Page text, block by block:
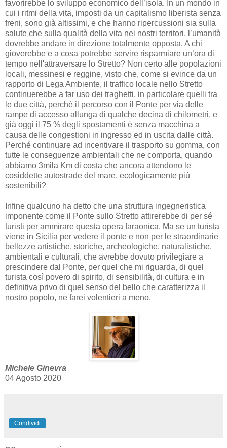
favorirebbe lo sviluppo economico dell’isola. In un mondo in
cui i ritmi della vita, imposti da un capitalismo liberista senza
freni, sono già altissimi, e che hanno ripercussioni sia sulla
salute che sulla qualità della vita nei nostri territori, l’umanità
dovrebbe andare in direzione totalmente opposta. A chi
gioverebbe e a cosa potrebbe servire risparmiare un’ora di
tempo nell'attraversare lo Stretto? Non certo alle popolazioni
locali, messinesi e reggine, visto che, come si evince da un
rapporto di Lega Ambiente, il traffico locale nello Stretto
continuerebbe a far uso dei traghetti, in particolare quelli tra
le due città, perché il percorso con il Ponte per via delle
rampe di accesso allunga di qualche decina di chilometri, e
già oggi il 75 % degli spostamenti è senza macchina a
causa delle congestioni in ingresso ed in uscita dalle città.
Perché continuare ad incentivare il trasporto su gomma, con
tutte le conseguenze ambientali che ne comporta, quando
abbiamo 3mila Km di costa che ancora attendono le
cosiddette autostrade del mare, ecologicamente più
sostenibili?
Infine qualcuno ha detto che una struttura ingegneristica
imponente come il Ponte sullo Stretto attirerebbe di per sé
turisti per ammirare questa opera faraonica. Ma se un turista
viene in Sicilia per vedere il ponte e non per le straordinarie
bellezze artistiche, storiche, archeologiche, naturalistiche,
ambientali e culturali, che avrebbe dovuto privilegiare a
prescindere dal Ponte, per quel che mi riguarda, di quel
turista così povero di spirito, di sensibilità, di cultura e in
definitiva privo di quel senso del bello che caratterizza il
nostro popolo, ne farei volentieri a meno.
Michele Ginevra
04 Agosto 2020
Condividi